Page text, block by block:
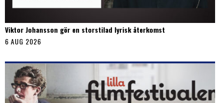
Viktor Johansson gör en storstilad lyrisk återkomst
6 AUG 2026